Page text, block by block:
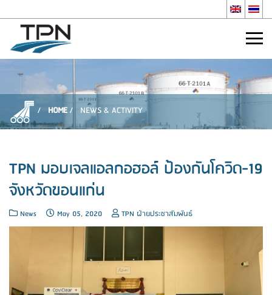
HOME NEWS & ACTIVITY
TPN มอบเจลแอลกอฮอล์ ป้องกันโควิด-19
จังหวัดขอนแก่น
News May 05, 2020 TPN ฝ่ายประชาสัมพันธ์